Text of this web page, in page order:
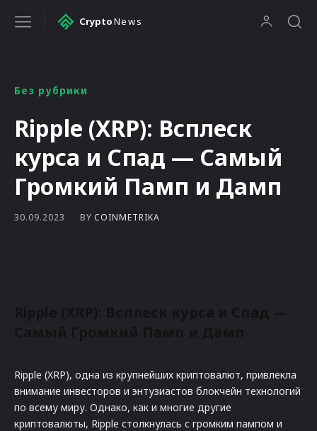
CryptoNews
Без рубрики
Ripple (XRP): Всплеск
курса и Спад — Самый
Громкий Памп и Дамп
30.09.2023 BY COINMETRIKA
Ripple (XRP), одна из крупнейших криптовалют, привлекла
внимание инвесторов и энтузиастов блокчейн технологий
по всему миру. Однако, как и многие другие
криптовалюты, Ripple столкнулась с громким пампом и